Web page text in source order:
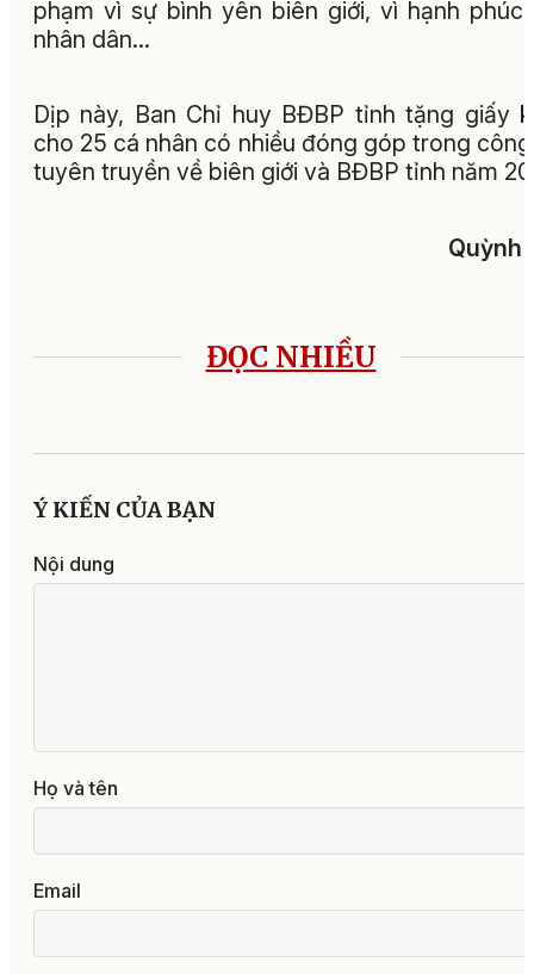
phạm vì sự bình yên biên giới, vì hạnh phúc
nhân dân…
Dịp này, Ban Chỉ huy BĐBP tỉnh tặng giấy
cho 25 cá nhân có nhiều đóng góp trong
tuyên truyền về biên giới và BĐBP tỉnh năm
Quỳnh
ĐỌC NHIỀU
Ý KIẾN CỦA BẠN
Nội dung
Họ và tên
Email